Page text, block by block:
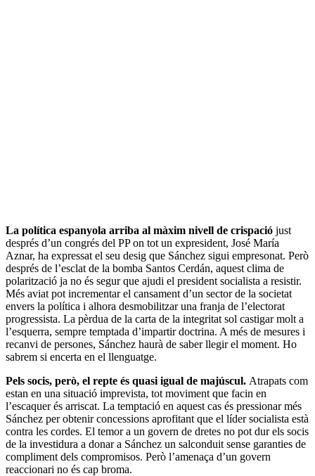
La política espanyola arriba al màxim nivell de crispació just
després d’un congrés del PP on tot un expresident, José María
Aznar, ha expressat el seu desig que Sánchez sigui empresonat. Però
després de l’esclat de la bomba Santos Cerdán, aquest clima de
polarització ja no és segur que ajudi el president socialista a resistir.
Més aviat pot incrementar el cansament d’un sector de la societat
envers la política i alhora desmobilitzar una franja de l’electorat
progressista. La pèrdua de la carta de la integritat sol castigar molt a
l’esquerra, sempre temptada d’impartir doctrina. A més de mesures i
recanvi de persones, Sánchez haurà de saber llegir el moment. Ho
sabrem si encerta en el llenguatge.
Pels socis, però, el repte és quasi igual de majúscul. Atrapats com
estan en una situació imprevista, tot moviment que facin en
l’escaquer és arriscat. La temptació en aquest cas és pressionar més
Sánchez per obtenir concessions aprofitant que el líder socialista està
contra les cordes. El temor a un govern de dretes no pot dur els socis
de la investidura a donar a Sánchez un salconduit sense garanties de
compliment dels compromisos. Però l’amenaça d’un govern
reaccionari no és cap broma.